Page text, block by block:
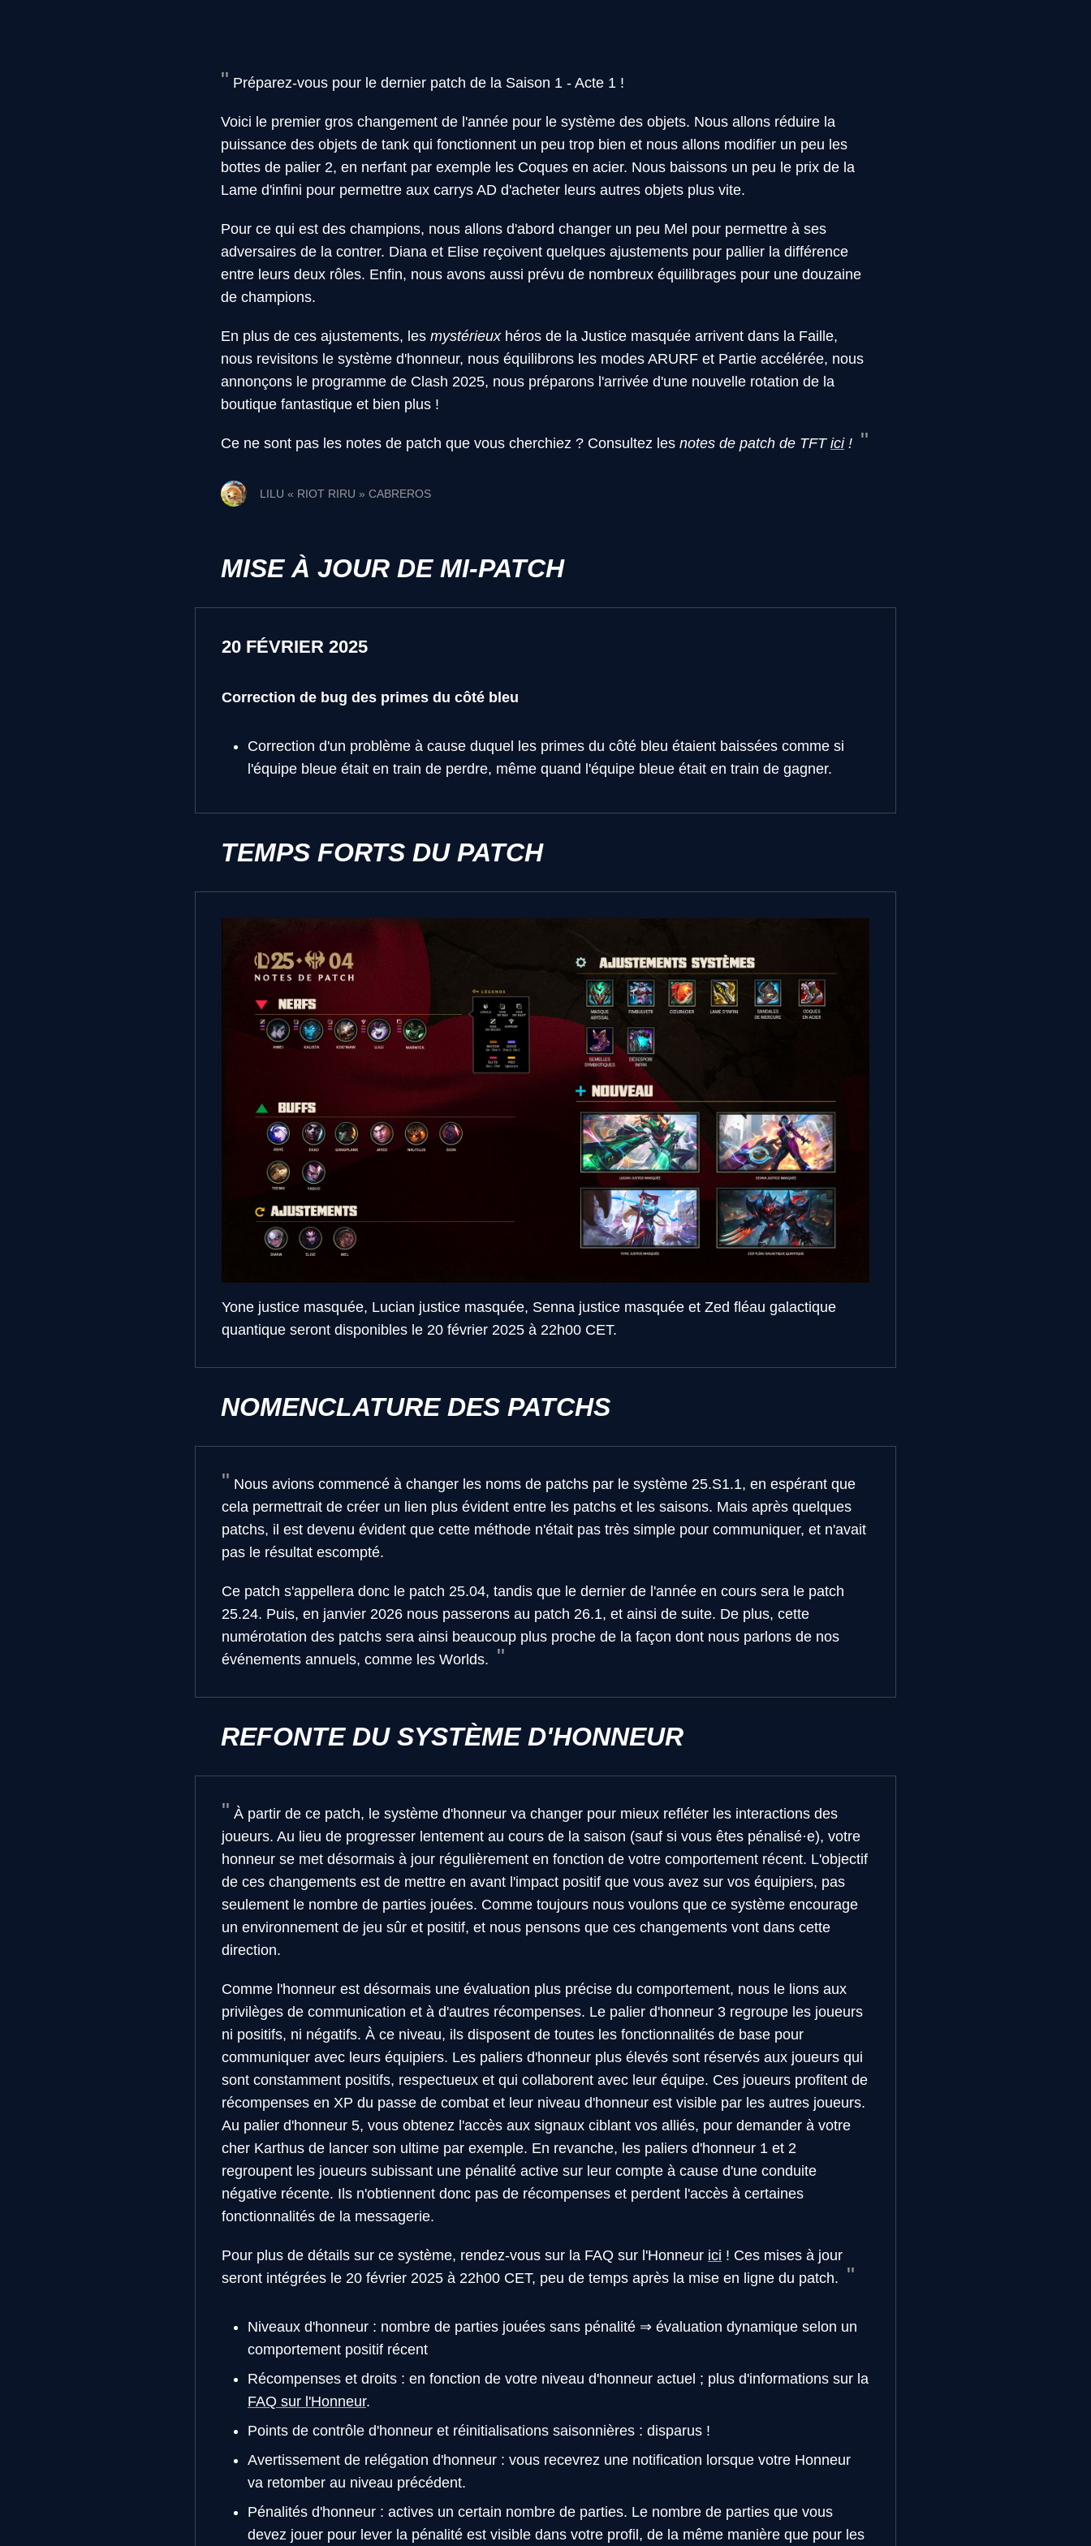
Préparez-vous pour le dernier patch de la Saison 1 - Acte 1 !
Voici le premier gros changement de l'année pour le système des objets. Nous allons réduire la
puissance des objets de tank qui fonctionnent un peu trop bien et nous allons modifier un peu les
bottes de palier 2, en nerfant par exemple les Coques en acier. Nous baissons un peu le prix de la
Lame d'infini pour permettre aux carrys AD d'acheter leurs autres objets plus vite.
Pour ce qui est des champions, nous allons d'abord changer un peu Mel pour permettre à ses
adversaires de la contrer. Diana et Elise reçoivent quelques ajustements pour pallier la différence
entre leurs deux rôles. Enfin, nous avons aussi prévu de nombreux équilibrages pour une douzaine
de champions.
En plus de ces ajustements, les mystérieuxhéros de la Justice masquée arrivent dans la Faille,
nous revisitons le système d'honneur, nous équilibrons les modes ARURF et Partie accélérée, nous
annonçons le programme de Clash 2025, nous préparons l'arrivée d'une nouvelle rotation de la
boutique fantastique et bien plus !
Ce ne sont pas les notes de patch que vous cherchiez ? Consultez les notes de patch de TFT ici!
LILU « RIOT RIRU » CABREROS
MISE À JOUR DE MI-PATCH
20 FÉVRIER 2025
Correction de bug des primes du côté bleu
Correction d'un problème à cause duquel les primes du côté bleu étaient baissées comme si
l'équipe bleue était en train de perdre, même quand l'équipe bleue était en train de gagner.
TEMPS FORTS DU PATCH
Yone justice masquée, Lucian justice masquée, Senna justice masquée et Zed fléau galactique
quantique seront disponibles le 20 février 2025 à 22h00 CET.
NOMENCLATURE DES PATCHS
Nous avions commencé à changer les noms de patchs par le système 25.S1.1, en espérant que
cela permettrait de créer un lien plus évident entre les patchs et les saisons. Mais après quelques
patchs, il est devenu évident que cette méthode n'était pas très simple pour communiquer, et n'avait
pas le résultat escompté.
Ce patch s'appellera donc le patch 25.04, tandis que le dernier de l'année en cours sera le patch
25.24. Puis, en janvier 2026 nous passerons au patch 26.1, et ainsi de suite. De plus, cette
numérotation des patchs sera ainsi beaucoup plus proche de la façon dont nous parlons de nos
événements annuels, comme les Worlds.
REFONTE DU SYSTÈME D'HONNEUR
À partir de ce patch, le système d'honneur va changer pour mieux refléter les interactions des
joueurs. Au lieu de progresser lentement au cours de la saison (sauf si vous êtes pénalisé·e), votre
honneur se met désormais à jour régulièrement en fonction de votre comportement récent. L'objectif
de ces changements est de mettre en avant l'impact positif que vous avez sur vos équipiers, pas
seulement le nombre de parties jouées. Comme toujours nous voulons que ce système encourage
un environnement de jeu sûr et positif, et nous pensons que ces changements vont dans cette
direction.
Comme l'honneur est désormais une évaluation plus précise du comportement, nous le lions aux
privilèges de communication et à d'autres récompenses. Le palier d'honneur 3 regroupe les joueurs
ni positifs, ni négatifs. À ce niveau, ils disposent de toutes les fonctionnalités de base pour
communiquer avec leurs équipiers. Les paliers d'honneur plus élevés sont réservés aux joueurs qui
sont constamment positifs, respectueux et qui collaborent avec leur équipe. Ces joueurs profitent de
récompenses en XP du passe de combat et leur niveau d'honneur est visible par les autres joueurs.
Au palier d'honneur 5, vous obtenez l'accès aux signaux ciblant vos alliés, pour demander à votre
cher Karthus de lancer son ultime par exemple. En revanche, les paliers d'honneur 1 et 2
regroupent les joueurs subissant une pénalité active sur leur compte à cause d'une conduite
négative récente. Ils n'obtiennent donc pas de récompenses et perdent l'accès à certaines
fonctionnalités de la messagerie.
Pour plus de détails sur ce système, rendez-vous sur la FAQ sur l'Honneur ici ! Ces mises à jour
seront intégrées le 20 février 2025 à 22h00 CET, peu de temps après la mise en ligne du patch.
Niveaux d'honneur : nombre de parties jouées sans pénalité ⇒ évaluation dynamique selon un
comportement positif récent
Récompenses et droits : en fonction de votre niveau d'honneur actuel ; plus d'informations sur la
FAQ sur l'Honneur.
Points de contrôle d'honneur et réinitialisations saisonnières : disparus !
Avertissement de relégation d'honneur : vous recevrez une notification lorsque votre Honneur
va retomber au niveau précédent.
Pénalités d'honneur : actives un certain nombre de parties. Le nombre de parties que vous
devez jouer pour lever la pénalité est visible dans votre profil, de la même manière que pour les